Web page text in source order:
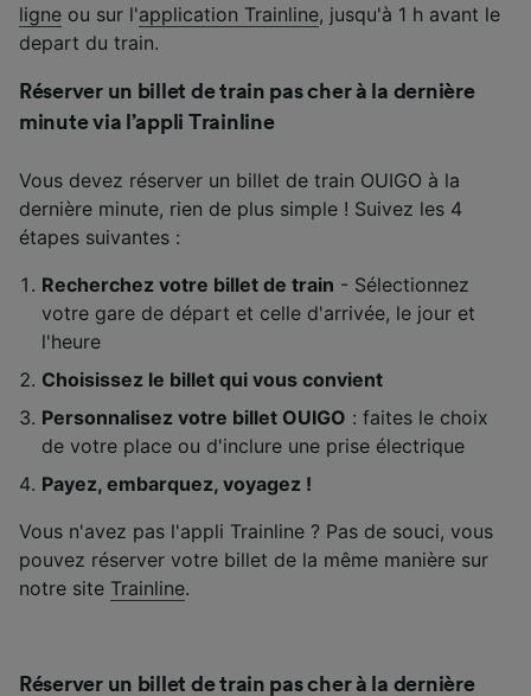
ligne ou sur l'application Trainline, jusqu'à 1 h avant le
depart du train.
Réserver un billet de train pas cher à la dernière
minute via l’appli Trainline
Vous devez réserver un billet de train OUIGO à la
dernière minute, rien de plus simple ! Suivez les 4
étapes suivantes :
Recherchez votre billet de train - Sélectionnez
votre gare de départ et celle d'arrivée, le jour et
l'heure
Choisissez le billet qui vous convient
Personnalisez votre billet OUIGO : faites le choix
de votre place ou d'inclure une prise électrique
Payez, embarquez, voyagez !
Vous n'avez pas l'appli Trainline ? Pas de souci, vous
pouvez réserver votre billet de la même manière sur
notre site Trainline.
Réserver un billet de train pas cher à la dernière